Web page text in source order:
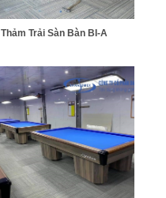
Thảm Trải Sàn Bàn BI-A